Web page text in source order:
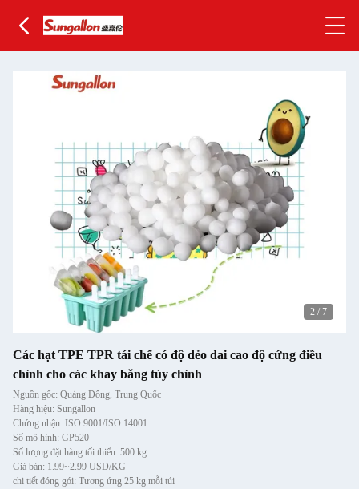
2 / 7
Các hạt TPE TPR tái chế có độ dẻo dai cao độ cứng điều
chỉnh cho các khay băng tùy chỉnh
Nguồn gốc: Quảng Đông, Trung Quốc
Hàng hiệu: Sungallon
Chứng nhận: ISO 9001/ISO 14001
Số mô hình: GP520
Số lượng đặt hàng tối thiểu: 500 kg
Giá bán: 1.99~2.99 USD/KG
chi tiết đóng gói: Tương ứng 25 kg mỗi túi